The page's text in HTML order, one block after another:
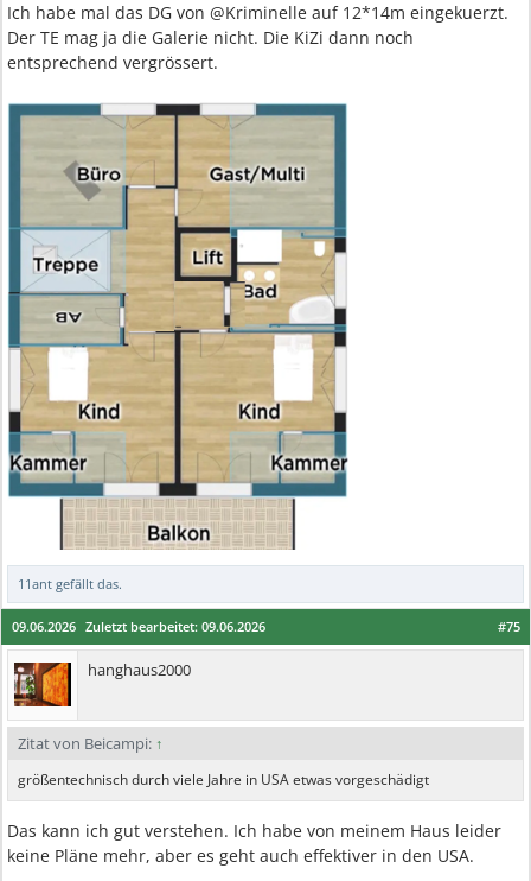
Ich habe mal das DG von @Kriminelle auf 12*14m eingekuerzt.
Der TE mag ja die Galerie nicht. Die KiZi dann noch
entsprechend vergrössert.
11ant gefällt das.
#75
09.06.2026 Zuletzt bearbeitet: 09.06.2026
hanghaus2000
Zitat von Beicampi: ↑
größentechnisch durch viele Jahre in USA etwas vorgeschädigt
Das kann ich gut verstehen. Ich habe von meinem Haus leider
keine Pläne mehr, aber es geht auch effektiver in den USA.